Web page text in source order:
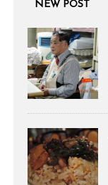
NEW POST